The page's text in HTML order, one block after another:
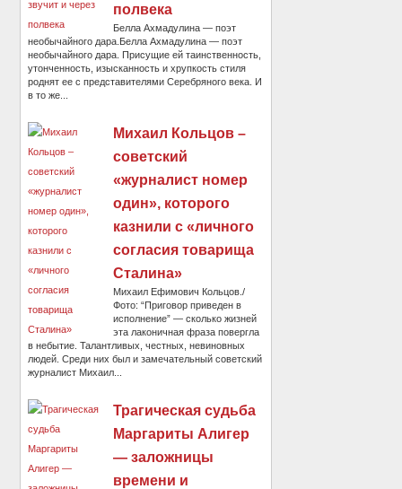
полвека
Белла Ахмадулина — поэт
необычайного дара.Белла Ахмадулина — поэт
необычайного дара. Присущие ей таинственность,
утонченность, изысканность и хрупкость стиля
роднят ее с представителями Серебряного века. И
в то же...
Михаил Кольцов –
советский
«журналист номер
один», которого
казнили с «личного
согласия товарища
Сталина»
Михаил Ефимович Кольцов./
Фото: “Приговор приведен в
исполнение” — сколько жизней
эта лаконичная фраза повергла
в небытие. Талантливых, честных, невиновных
людей. Среди них был и замечательный советский
журналист Михаил...
Трагическая судьба
Маргариты Алигер
— заложницы
времени и